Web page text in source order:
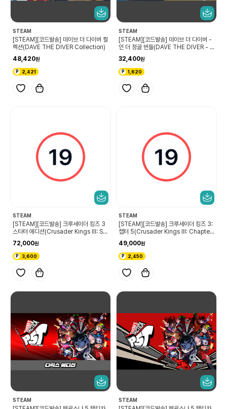
STEAM
[STEAM][코드발송] 데이브 더 다이버 컬
렉션(DAVE THE DIVER Collection)
48,420
2,421
STEAM
[STEAM][코드발송] 데이브 더 다이버 -
인 더 정글 번들(DAVE THE DIVER - I
32,400
1,620
STEAM
[STEAM][코드발송] 크루세이더 킹즈 3
스타터 에디션(Crusader Kings III: Sta
72,000
3,600
STEAM
[STEAM][코드발송] 크루세이더 킹즈 3:
챕터 5(Crusader Kings III: Chapter
49,000
2,450
STEAM STEAM